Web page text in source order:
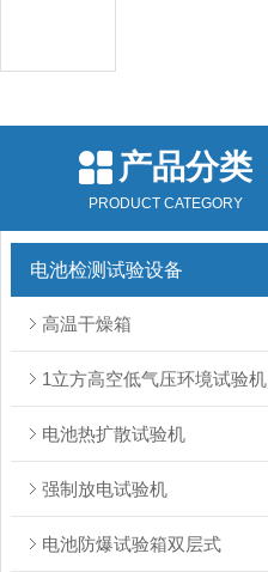
产品分类
PRODUCT CATEGORY
电池检测试验设备
高温干燥箱
1立方高空低气压环境试验机
电池热扩散试验机
强制放电试验机
电池防爆试验箱双层式